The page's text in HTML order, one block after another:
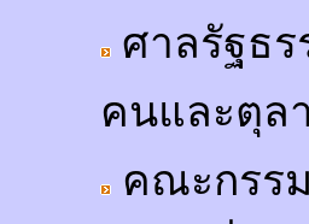
ศาลรัฐธ
คนและตุล
คณะกรร